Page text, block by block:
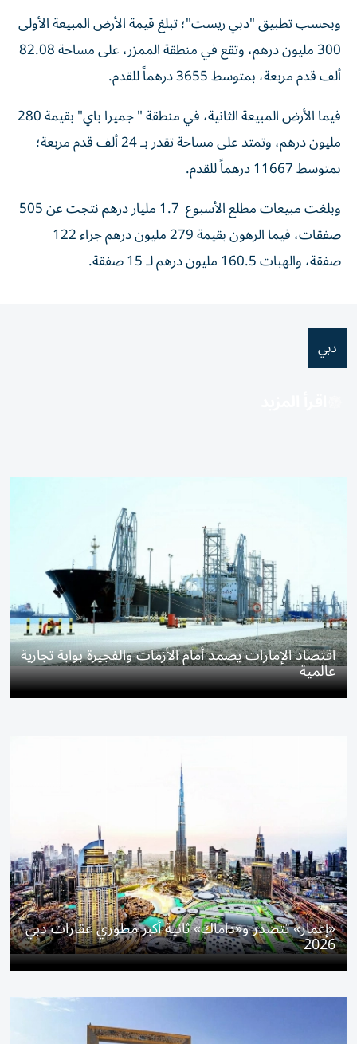
وبحسب تطبيق "دبي ريست"؛ تبلغ قيمة الأرض المبيعة الأولى
300 مليون درهم، وتقع في منطقة الممزر، على مساحة 82.08
ألف قدم مربعة، بمتوسط 3655 درهماً للقدم.
فيما الأرض المبيعة الثانية، في منطقة " جميرا باي" بقيمة 280
مليون درهم، وتمتد على مساحة تقدر بـ 24 ألف قدم مربعة؛
بمتوسط 11667 درهماً للقدم.
وبلغت مبيعات مطلع الأسبوع 1.7 مليار درهم نتجت عن 505
صفقات، فيما الرهون بقيمة 279 مليون درهم جراء 122
صفقة، والهبات 160.5 مليون درهم لـ 15 صفقة.
دبي
اقتصاد الإمارات يصمد أمام الأزمات والفجيرة بوابة تجارية
عالمية
«إعمار» تتصدر و«داماك» ثانية أكبر مطوري عقارات دبي
2026